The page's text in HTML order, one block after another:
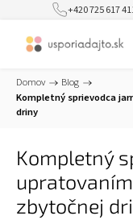
+420 725 617
Domov / Blog /
Kompletný sprievodca
driny
Kompletný
zbytočnej